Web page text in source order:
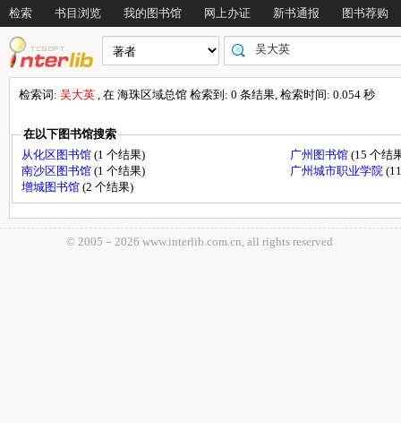
检索 书目浏览 我的图书馆 网上办证 新书通报 图书荐购
检索词: 吴大英 , 在 海珠区域总馆 检索到: 0 条结果, 检索时间: 0.054 秒
在以下图书馆搜索
从化区图书馆 (1 个结果) 广州图书馆 (15 个结
南沙区图书馆 (1 个结果) 广州城市职业学院
增城图书馆 (2 个结果)
© 2005－ 2026 www.interlib.com.cn, all rights reserved